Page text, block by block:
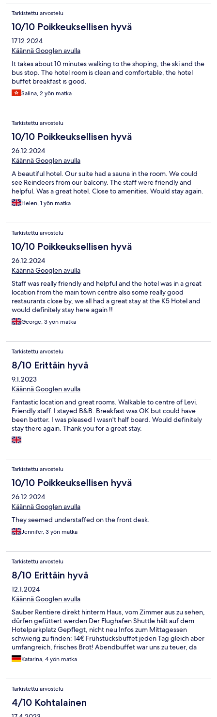
Tarkistettu arvostelu
10/10 Poikkeuksellisen hyvä
17.12.2024
Käännä Googlen avulla
It takes about 10 minutes walking to the shoping, the ski and the
bus stop. The hotel room is clean and comfortable, the hotel
buffet breakfast is good.
Salina, 2 yön matka
Tarkistettu arvostelu
10/10 Poikkeuksellisen hyvä
26.12.2024
Käännä Googlen avulla
A beautiful hotel. Our suite had a sauna in the room. We could
see Reindeers from our balcony. The staff were friendly and
helpful. Was a great hotel. Close to amenities. Would stay again.
Helen, 1 yön matka
Tarkistettu arvostelu
10/10 Poikkeuksellisen hyvä
26.12.2024
Käännä Googlen avulla
Staff was really friendly and helpful and the hotel was in a great
location from the main town centre also some really good
restaurants close by, we all had a great stay at the K5 Hotel and
would definitely stay here again !!
George, 3 yön matka
Tarkistettu arvostelu
8/10 Erittäin hyvä
9.1.2023
Käännä Googlen avulla
Fantastic location and great rooms. Walkable to centre of Levi.
Friendly staff. I stayed B&B. Breakfast was OK but could have
been better. I was pleased I wasn't half board. Would definitely
stay there again. Thank you for a great stay.
Tarkistettu arvostelu
10/10 Poikkeuksellisen hyvä
26.12.2024
Käännä Googlen avulla
They seemed understaffed on the front desk.
Jennifer, 3 yön matka
Tarkistettu arvostelu
8/10 Erittäin hyvä
12.1.2024
Käännä Googlen avulla
Sauber Rentiere direkt hinterm Haus, vom Zimmer aus zu sehen,
dürfen gefüttert werden Der Flughafen Shuttle hält auf dem
Hotelparkplatz Gepflegt, nicht neu Infos zum Mittagessen
schwierig zu finden: 14€ Frühstücksbuffet jeden Tag gleich aber
umfangreich, frisches Brot! Abendbuffet war uns zu teuer, da
wir nur kleine Portionen essen, eine Alternative wie eine Suppe
wäre gut gewesen Betten waren genau richtig ( mir sind sie oft
geschoben werden Mit Englisch kommt man problemlos durch
Es gibt Fertigmenüs mit Mikrowelle an der Rezeption
Katarina, 4 yön matka
Tarkistettu arvostelu
4/10 Kohtalainen